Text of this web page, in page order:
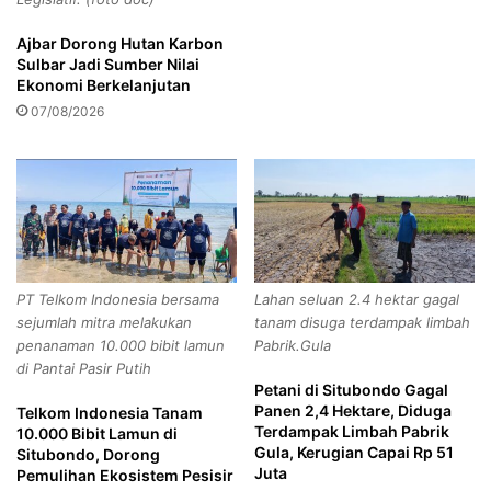
Kadisdik
a
a
t
s
n
I
I
I
t
s
i
-
b
e
s
a
r
a
n
Ajbar Dorong Hutan Karbon
Sulbar Jadi Sumber Nilai
Ekonomi Berkelanjutan
07/08/2026
PT Telkom Indonesia bersama
sejumlah mitra melakukan
penanaman 10.000 bibit lamun
di Pantai Pasir Putih
Telkom Indonesia Tanam
10.000 Bibit Lamun di
Situbondo, Dorong
Pemulihan Ekosistem Pesisir
Lahan seluan 2.4 hektar gagal
tanam disuga terdampak limbah
Pabrik.Gula
Petani di Situbondo Gagal
Panen 2,4 Hektare, Diduga
Terdampak Limbah Pabrik
Gula, Kerugian Capai Rp 51
Juta